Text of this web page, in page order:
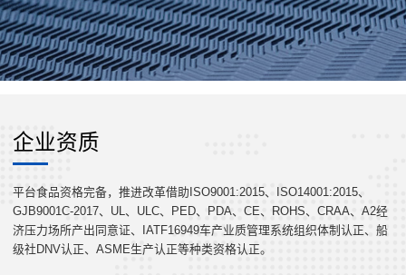
企业资质
平台食品资格完备，推进改革借助ISO9001:2015、ISO14001:2015、
GJB9001C-2017、UL、ULC、PED、PDA、CE、ROHS、CRAA、A2经
济压力场所产出同意证、IATF16949车产业质管理系统组织体制认正、船
级社DNV认正、ASME生产认正等种类资格认正。